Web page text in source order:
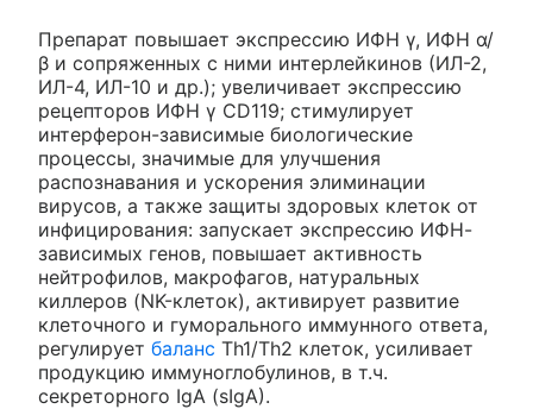
Препарат повышает экспрессию ИФН γ, ИФН α/
β и сопряженных с ними интерлейкинов (ИЛ-2,
ИЛ-4, ИЛ-10 и др.); увеличивает экспрессию
рецепторов ИФН γ CD119; стимулирует
интерферон-зависимые биологические
процессы, значимые для улучшения
распознавания и ускорения элиминации
вирусов, а также защиты здоровых клеток от
инфицирования: запускает экспрессию ИФН-
зависимых генов, повышает активность
нейтрофилов, макрофагов, натуральных
киллеров (NK-клеток), активирует развитие
клеточного и гуморального иммунного ответа,
регулирует баланс Th1/Th2 клеток, усиливает
продукцию иммуноглобулинов, в т.ч.
секреторного IgA (sIgA).